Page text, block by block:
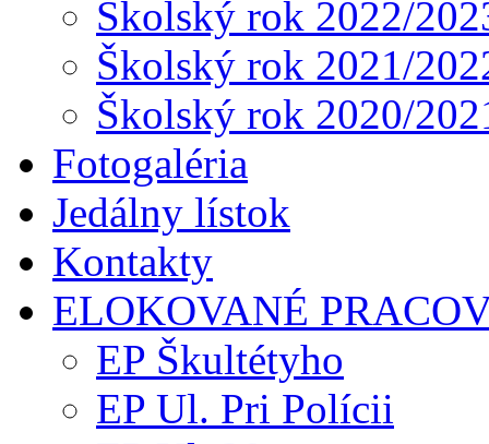
Školský rok 2022/
Školský rok 2021/
Školský rok 2020/
Fotogaléria
Jedálny lístok
Kontakty
ELOKOVANÉ
EP Škultétyho
EP Ul. Pri Polícii